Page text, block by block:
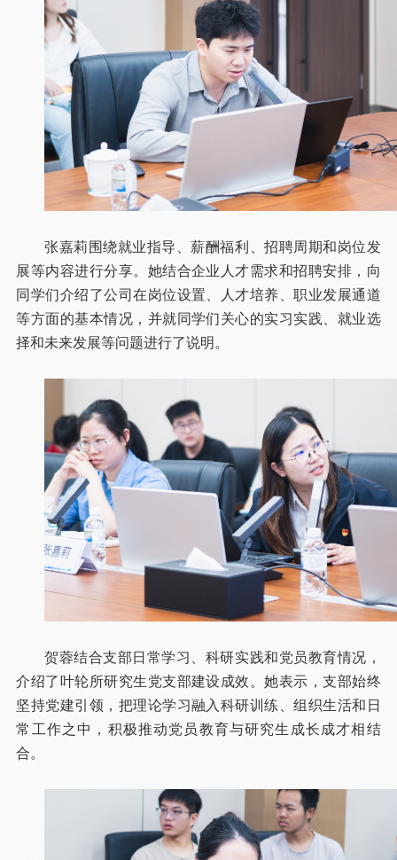
张嘉莉围绕就业指导、薪酬福利、招聘周期和岗位发
展等内容进行分享。她结合企业人才需求和招聘安排，向
同学们介绍了公司在岗位设置、人才培养、职业发展通道
等方面的基本情况，并就同学们关心的实习实践、就业选
择和未来发展等问题进行了说明。
贺蓉结合支部日常学习、科研实践和党员教育情况，
介绍了叶轮所研究生党支部建设成效。她表示，支部始终
坚持党建引领，把理论学习融入科研训练、组织生活和日
常工作之中，积极推动党员教育与研究生成长成才相结
合。